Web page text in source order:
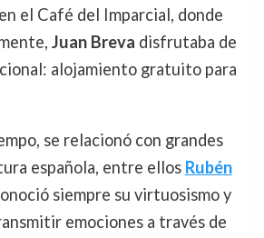
el Café del Imparcial, donde
Juan Breva disfrutaba de
alojamiento gratuito para
se relacionó con grandes
española, entre ellos Rubén
siempre su virtuosismo y
emociones a través de